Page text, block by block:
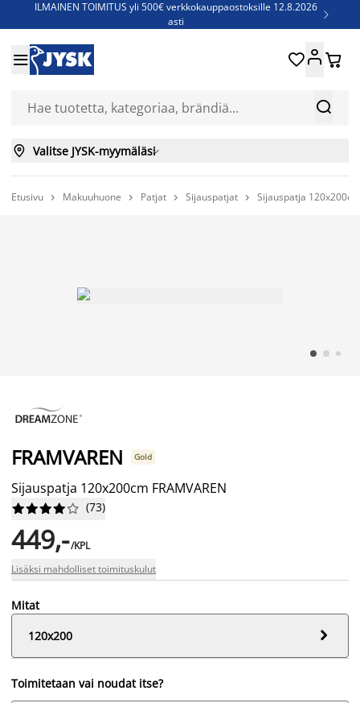
ILMAINEN TOIMITUS yli 500€ verkkokauppaostoksille 12.8.2026
asti

Jenkkisänkyjä - Säästä jopa 60%


 
 Valitse JYSK-myymäläsi
Etusivu  Makuuhuone  Patjat  Sijauspatjat  Sijauspatja 120x200cm
FRAMVAREN Gold
Sijauspatja 120x200cm FRAMVAREN





 (73)
449,-/KPL
Lisäksi mahdolliset toimituskulut
Mitat
120x200

Toimitetaan vai noudat itse?